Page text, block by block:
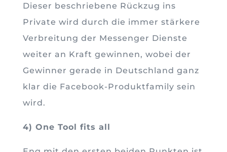
Dieser beschriebene Rückzug ins
Private wird durch die immer stärkere
Verbreitung der Messenger Dienste
weiter an Kraft gewinnen, wobei der
Gewinner gerade in Deutschland ganz
klar die Facebook-Produktfamily sein
wird.
4) One Tool fits all